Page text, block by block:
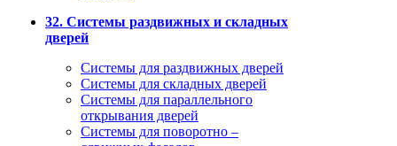
32. Системы раздвижных и складных
дверей
Системы для раздвижных дверей
Системы для складных дверей
Системы для параллельного
открывания дверей
Системы для поворотно –